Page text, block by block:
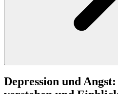
Depression und